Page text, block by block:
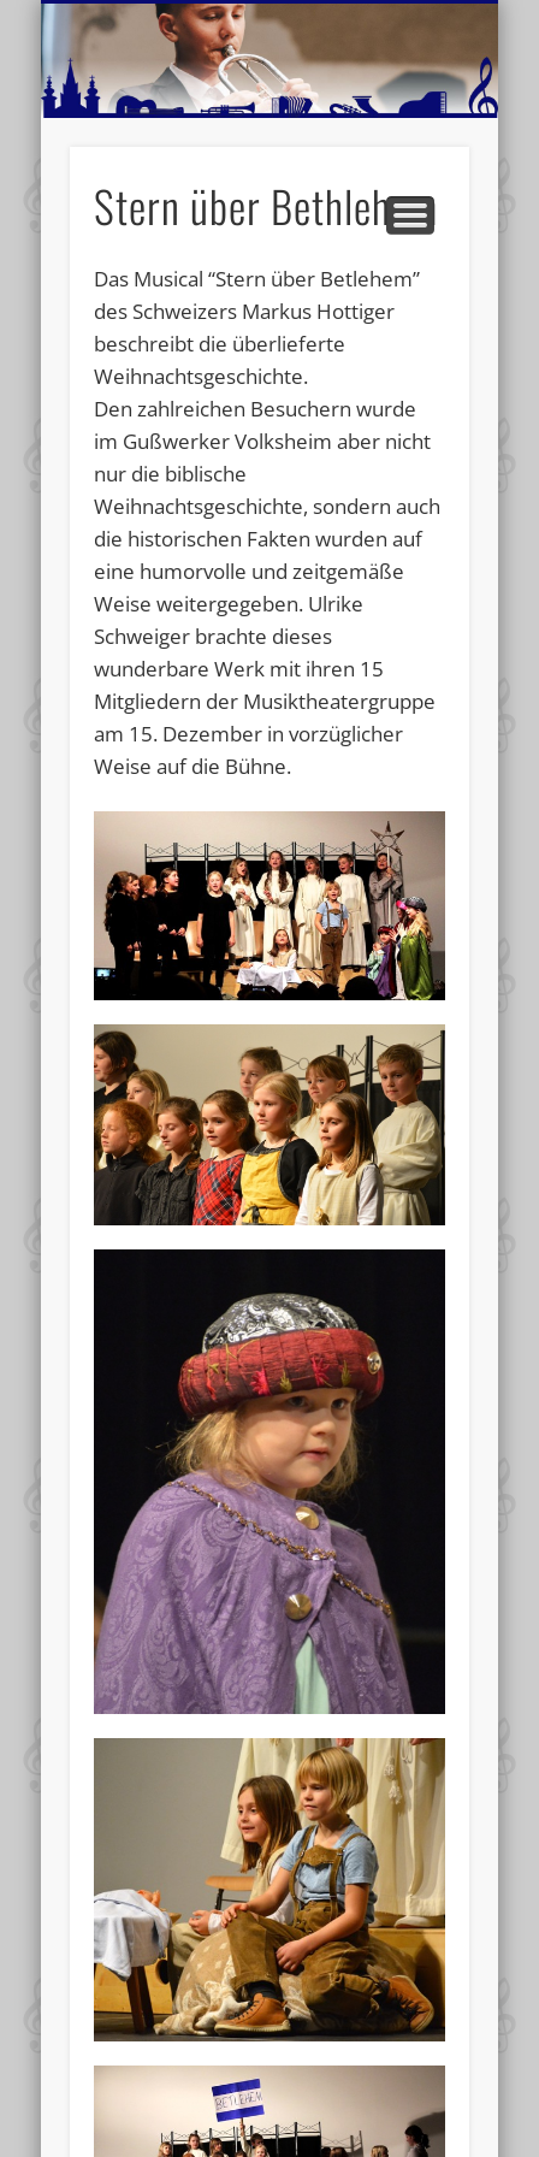
MUSIKSCHULE MARIAZELL
AKTUELLE BERICHTE
SCHULE
VIDEOS
VERANSTALTUNGSTIPPS
WEITERE INFORMATIONEN
Stern über Bethlehem
Das Musical “Stern über Betlehem”
des Schweizers Markus Hottiger
beschreibt die überlieferte
Weihnachtsgeschichte.
Den zahlreichen Besuchern wurde
im Gußwerker Volksheim aber nicht
nur die biblische
Weihnachtsgeschichte, sondern auch
die historischen Fakten wurden auf
eine humorvolle und zeitgemäße
Weise weitergegeben. Ulrike
Schweiger brachte dieses
wunderbare Werk mit ihren 15
Mitgliedern der Musiktheatergruppe
am 15. Dezember in vorzüglicher
Weise auf die Bühne.